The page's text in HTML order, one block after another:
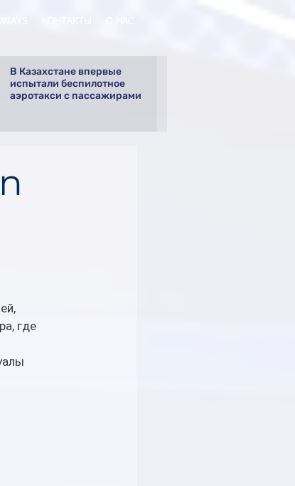
В Казахстане впервые
испытали беспилотное
аэротакси с пассажирами
где